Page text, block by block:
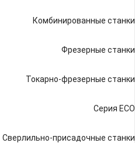
Комбинированные станки
Фрезерные станки
Токарно-фрезерные станки
Серия ECO
Сверлильно-присадочные станки